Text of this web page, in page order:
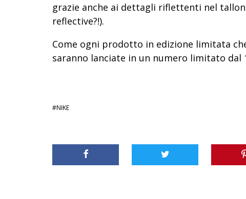
grazie anche ai dettagli riflettenti nel
reflective?!).
Come ogni prodotto in edizione limitata
saranno lanciate in un numero limitato dal
NIKE